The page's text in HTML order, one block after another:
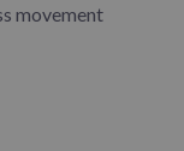
movement